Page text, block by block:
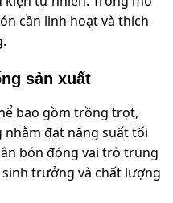
cần linh hoạt và thích
sản xuất
bao gồm trồng trọt,
nhằm đạt năng suất tối
bón đóng vai trò trung
trưởng và chất lượng